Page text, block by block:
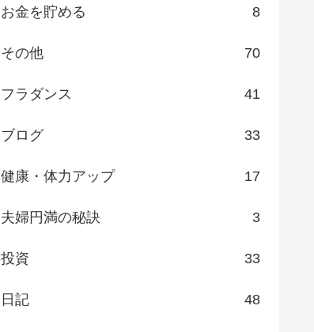
お金を貯める 8
その他 70
フラダンス 41
ブログ 33
健康・体力アップ 17
夫婦円満の秘訣 3
投資 33
日記 48